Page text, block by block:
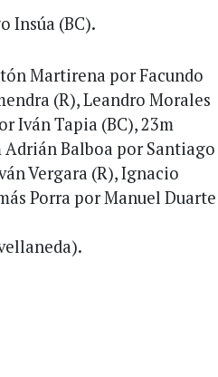
Insúa (BC).
Martirena por Facundo
(R), Leandro Morales
Iván Tapia (BC), 23m
Adrián Balboa por Santiago
Vergara (R), Ignacio
Porra por Manuel Duarte